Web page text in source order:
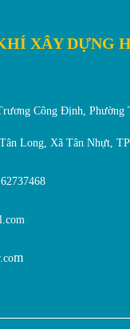
XÂY DỰNG
Công Định, Phường
Long, Xã Tân Nhựt,
com
m